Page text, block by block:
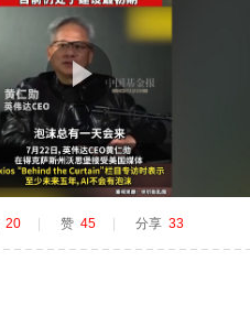
20 赞 45 分享 33